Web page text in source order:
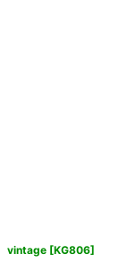
vintage [KG806]